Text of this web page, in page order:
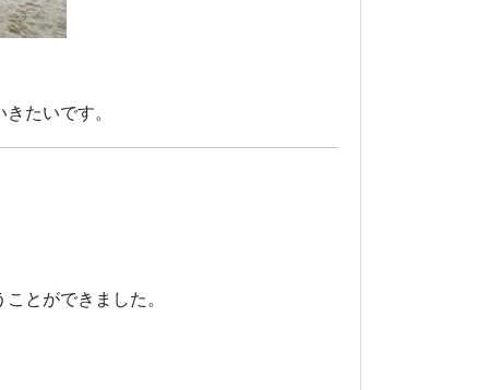
たいです。
とができました。